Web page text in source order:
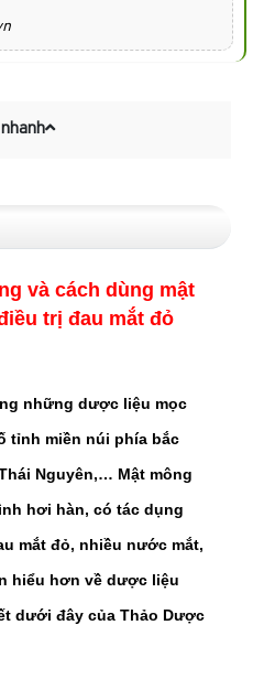
nhanh
và cách dùng mật
trị đau mắt đỏ
những dược liệu mọc
tỉnh miền núi phía bắc
Nguyên,… Mật mông
hơi hàn, có tác dụng
mắt đỏ, nhiều nước mắt,
hiểu hơn về dược liệu
dưới đây của Thảo Dược